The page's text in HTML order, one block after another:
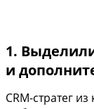
1.
и
CRM-стратег